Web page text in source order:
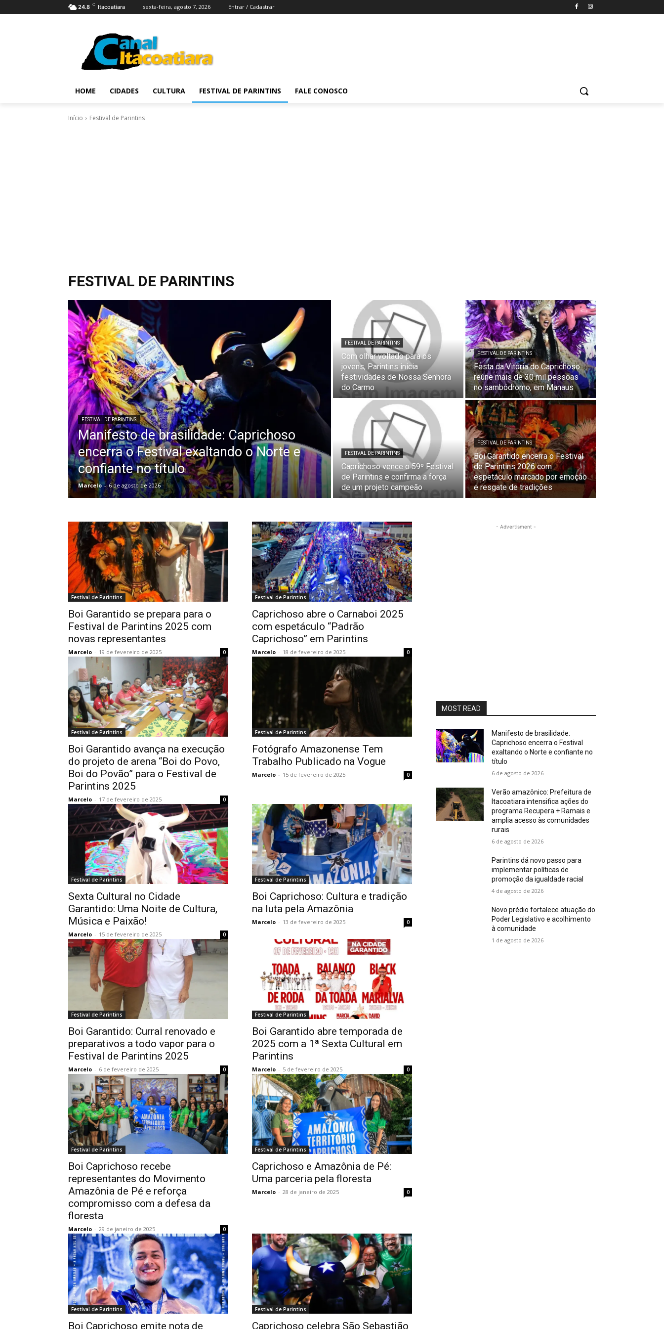
24.8 C Itacoatiara sexta-feira, agosto 7, 2026 Entrar / Cadastrar
HOME CIDADES CULTURA FESTIVAL DE PARINTINS FALE CONOSCO
Início Festival de Parintins
FESTIVAL DE PARINTINS
FESTIVAL DE PARINTINS
Manifesto de brasilidade: Caprichoso
encerra o Festival exaltando o Norte e
confiante no título
Marcelo - 6 de agosto de 2026
FESTIVAL DE PARINTINS
Com olhar voltado para os
jovens, Parintins inicia
festividades de Nossa Senhora
do Carmo
FESTIVAL DE PARINTINS
Festa da Vitória do Caprichoso
reúne mais de 30 mil pessoas
no sambódromo, em Manaus
FESTIVAL DE PARINTINS
Caprichoso vence o 59º Festival
de Parintins e confirma a força
de um projeto campeão
FESTIVAL DE PARINTINS
Boi Garantido encerra o Festival
de Parintins 2026 com
espetáculo marcado por emoção
e resgate de tradições
Festival de Parintins
Boi Garantido se prepara para o
Festival de Parintins 2025 com
novas representantes
Marcelo - 19 de fevereiro de 2025 0
Festival de Parintins
Caprichoso abre o Carnaboi 2025
com espetáculo “Padrão
Caprichoso” em Parintins
Marcelo - 18 de fevereiro de 2025 0
Festival de Parintins
Boi Garantido avança na execução
do projeto de arena “Boi do Povo,
Boi do Povão” para o Festival de
Parintins 2025
Marcelo - 17 de fevereiro de 2025 0
Festival de Parintins
Fotógrafo Amazonense Tem
Trabalho Publicado na Vogue
Marcelo - 15 de fevereiro de 2025 0
Festival de Parintins
Sexta Cultural no Cidade
Garantido: Uma Noite de Cultura,
Música e Paixão!
Marcelo - 15 de fevereiro de 2025 0
Festival de Parintins
Boi Caprichoso: Cultura e tradição
na luta pela Amazônia
Marcelo - 13 de fevereiro de 2025 0
Festival de Parintins
Boi Garantido: Curral renovado e
preparativos a todo vapor para o
Festival de Parintins 2025
Marcelo - 6 de fevereiro de 2025 0
Festival de Parintins
Boi Garantido abre temporada de
2025 com a 1ª Sexta Cultural em
Parintins
Marcelo - 5 de fevereiro de 2025 0
Festival de Parintins
Boi Caprichoso recebe
representantes do Movimento
Amazônia de Pé e reforça
compromisso com a defesa da
floresta
Marcelo - 29 de janeiro de 2025 0
Festival de Parintins
Caprichoso e Amazônia de Pé:
Uma parceria pela floresta
Marcelo - 28 de janeiro de 2025 0
Festival de Parintins
Boi Caprichoso emite nota de
Festival de Parintins
Caprichoso celebra São Sebastião
- Advertisment -
MOST READ
Manifesto de brasilidade:
Caprichoso encerra o Festival
exaltando o Norte e confiante no
título
6 de agosto de 2026
Verão amazônico: Prefeitura de
Itacoatiara intensifica ações do
programa Recupera + Ramais e
amplia acesso às comunidades
rurais
6 de agosto de 2026
Parintins dá novo passo para
implementar políticas de
promoção da igualdade racial
4 de agosto de 2026
Novo prédio fortalece atuação do
Poder Legislativo e acolhimento
à comunidade
1 de agosto de 2026